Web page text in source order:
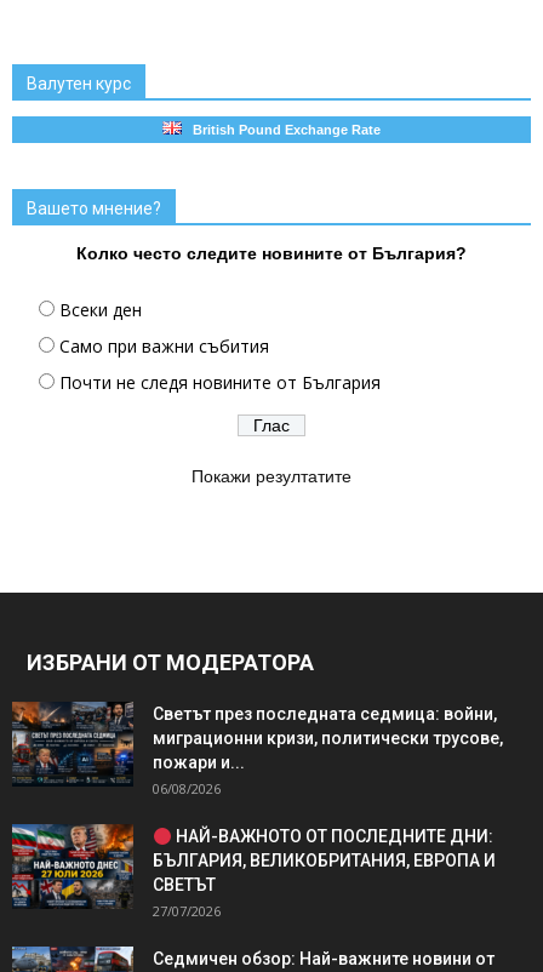
Валутен курс
British Pound Exchange Rate
Вашето мнение?
Колко често следите новините от България?
Всеки ден
Само при важни събития
Почти не следя новините от България
Покажи резултатите
ИЗБРАНИ ОТ МОДЕРАТОРА
Светът през последната седмица: войни,
миграционни кризи, политически трусове,
пожари и...
06/08/2026
НАЙ-ВАЖНОТО ОТ ПОСЛЕДНИТЕ ДНИ:
БЪЛГАРИЯ, ВЕЛИКОБРИТАНИЯ, ЕВРОПА И
СВЕТЪТ
27/07/2026
Седмичен обзор: Най-важните новини от